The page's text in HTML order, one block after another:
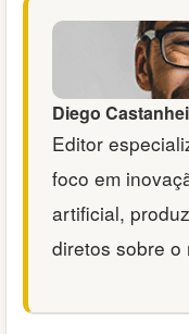
Diego
Editor
foco em
artificial,
diretos sobre o